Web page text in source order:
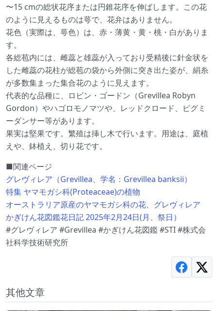
〜15 cmの総状花序または円錐花序を伸ばします。この花
のように見えるものは萼で、花弁はありません。
花色（実際は、萼色）は、赤・薄黄・黄・桃・白がありま
す。
各総苞内には、雌蕊と雄蕊が入っており受精後に針金状を
した雌蕊の花柱が総苞の袋から外側に突き出た姿が、絹糸
が多数集まった集合花のように見えます。
代表的な品種に、ロビン・ゴードン（Grevillea Robyn
Gordon）やハゴロモノマツや、レッドクロード、ピグミ
ーダンサー等があります。
果実は堅果です。繁殖は挿し木で行います。用途は、庭植
えや、鉢植え、切り花です。
■関連ページ
グレヴィレア（Grevillea、学名：Grevillea banksii）
特集 ヤマモガシ科(Proteaceae)の植物
オーストラリア原産のヤマモガシ科の花、グレヴィレア
かぎけん花図鑑花日記 2025年2月24日(月、祭日）
#グレヴィレア #Grevillea #かぎけん花図鑑 #STI #株式会
社科学技術研究所
其他文章